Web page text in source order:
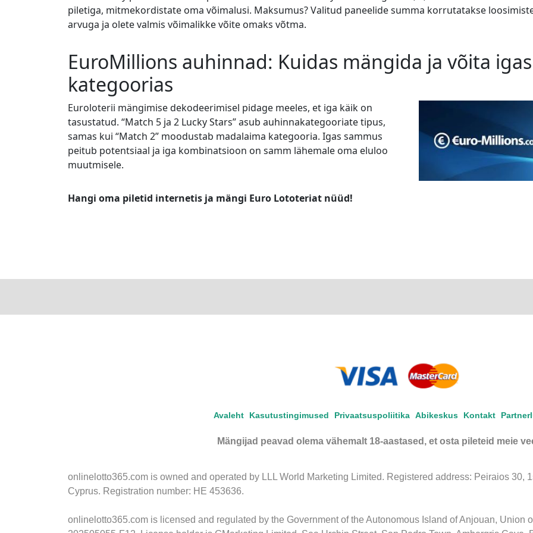
piletiga, mitmekordistate oma võimalusi. Maksumus? Valitud paneelide summa korrutatakse
arvuga ja olete valmis võimalikke võite omaks võtma.
EuroMillions auhinnad: Kuidas mängida ja võita igas
kategoorias
Euroloterii mängimise dekodeerimisel pidage meeles, et iga käik on
tasustatud. “Match 5 ja 2 Lucky Stars” asub auhinnakategooriate tipus,
samas kui “Match 2” moodustab madalaima kategooria. Igas sammus
peitub potentsiaal ja iga kombinatsioon on samm lähemale oma eluloo
muutmisele.
Hangi oma piletid internetis ja mängi Euro Lototeriat nüüd!
Avaleht Kasutustingimused Privaatsuspoliitika Abikeskus Kontakt
Mängijad peavad olema vähemalt 18-aastased, et osta pileteid meie
onlinelotto365.com is owned and operated by LLL World Marketing Limited. Registered address: Peiraios 30,
Cyprus. Registration number: HE 453636.
onlinelotto365.com is licensed and regulated by the Government of the Autonomous Island of Anjouan, Union